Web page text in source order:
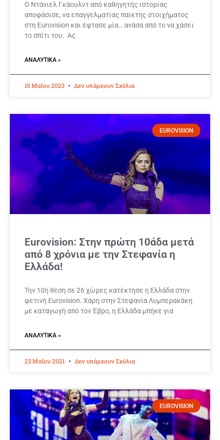
Ο Ντάνιελ Γκάουλντ από καθηγητής ιστορίας
αποφάσισε, να επαγγελματίας παίκτης στοιχήματος
στη Eurovision και έφτασε μία… ανάσα από το να χάσει
το σπίτι του. Ας
ΑΝΑΛΥΤΙΚΆ »
15 Μαΐου 2023 Δεν υπάρχουν Σχόλια
EUROVISION
Eurovision: Στην πρώτη 10άδα μετά
από 8 χρόνια με την Στεφανία η
Ελλάδα!
Την 10η θέση σε 26 χώρες κατέκτησε η Ελλάδα στην
φετινή Eurovision. Χάρη στην Στεφανία Λυμπερακάκη
με καταγωγή από τον Έβρο, η Ελλάδα μπήκε για
ΑΝΑΛΥΤΙΚΆ »
23 Μαΐου 2021 Δεν υπάρχουν Σχόλια
EUROVISION